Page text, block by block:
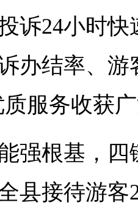
诉24小时
办结率、游
服务收获
强根基，四
县接待游客